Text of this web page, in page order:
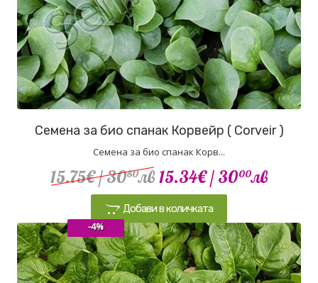
Семена за био спанак Корвейр ( Corveir )
Семена за био спанак Корв...
15.75€/ 3080лв 15.34€/ 3000лв
Добави в количката
-4%